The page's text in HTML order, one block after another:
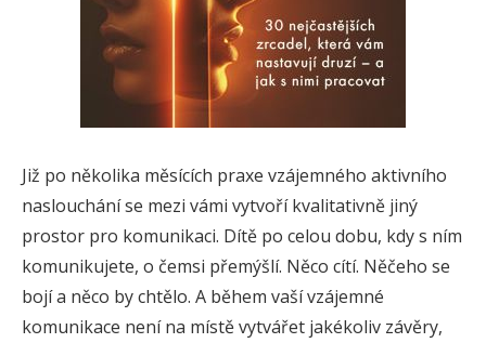
Již po několika měsících praxe vzájemného aktivního
naslouchání se mezi vámi vytvoří kvalitativně jiný
prostor pro komunikaci. Dítě po celou dobu, kdy s ním
komunikujete, o čemsi přemýšlí. Něco cítí. Něčeho se
bojí a něco by chtělo. A během vaší vzájemné
komunikace není na místě vytvářet jakékoliv závěry,